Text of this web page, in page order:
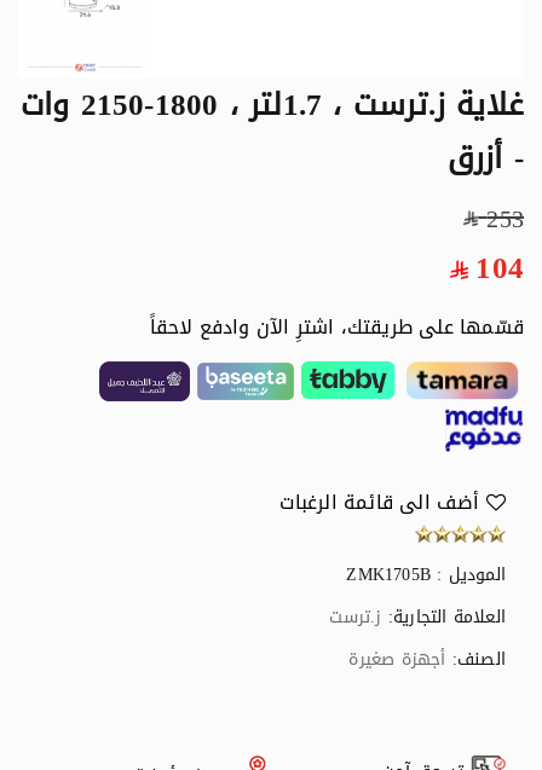
غلاية ز.ترست ، 1.7لتر ، 1800-2150 وات
- أزرق
253
104
قسّمها على طريقتك، اشترِ الآن وادفع لاحقاً
أضف الى قائمة الرغبات
الموديل : ZMK1705B
العلامة التجارية: ز.ترست
الصنف: أجهزة صغيرة